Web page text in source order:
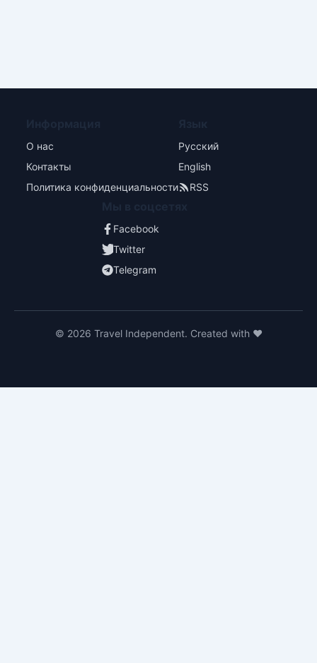
О нас
Контакты
Политика конфиденциальности
Русский
English
RSS
Facebook
Twitter
Telegram
© 2026 Travel Independent. Created with ❤️